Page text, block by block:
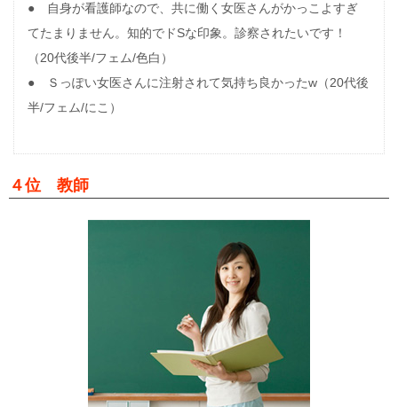
● 自身が看護師なので、共に働く女医さんがかっこよすぎ
てたまりません。知的でドSな印象。診察されたいです！
（20代後半/フェム/色白）
● Ｓっぽい女医さんに注射されて気持ち良かったw（20代後
半/フェム/にこ）
４位 教師